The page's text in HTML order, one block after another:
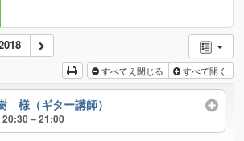
すべてえ閉じる すべて開く
様（ギター講師）
20:30 – 21:00